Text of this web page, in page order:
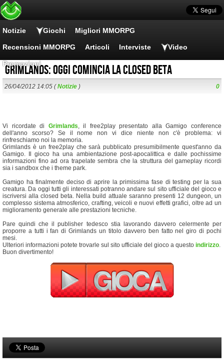
Notizie Giochi Migliori MMORPG
Recensioni MMORPG Articoli Interviste Video
Promozioni
Grimlands: oggi comincia la closed beta
26/04/2012 14:05 (Notizie ) 0
Vi ricordate di Grimlands, il free2play presentato alla Gamigo conference
dell'anno scorso? Se il nome non vi dice niente non c'è problema: vi
rinfreschiamo noi la memoria.
Grimlands è un free2play che sarà pubblicato presumibilmente quest'anno da
Gamigo. Il gioco ha una ambientazione post-apocalittica e dalle pochissime
informazioni fino ad ora trapelate sembra che la struttura del gameplay ricordi
sia i sandbox che i theme park.
Gamigo ha finalmente deciso di aprire la primissima fase di testing per la sua
creatura. Da oggi tutti gli interessati potranno andare sul sito ufficiale del gioco e
iscriversi alla closed beta. Nella build attuale saranno presenti 12 dungeon, un
complesso sistema atmosferico, crafting, veicoli e nuovi effetti grafici, oltre ad un
miglioramento generale alle prestazioni tecniche.
Pare quindi che il publisher tedesco stia lavorando davvero celermente per
proporre a tutti i fan di Grimlands un titolo davvero ben fatto nel giro di pochi
mesi.
Ulteriori informazioni potete trovarle sul sito ufficiale del gioco a questo indirizzo.
Buon divertimento!